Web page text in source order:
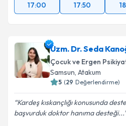
17:00
17:50
Uzm. Dr. Seda
Çocuk ve Ergen
Samsun, Atakum
5 (29 Değerlendirme)
Kardeş kıskançlığı konusunda
başvurduk doktor hanıma desteği...